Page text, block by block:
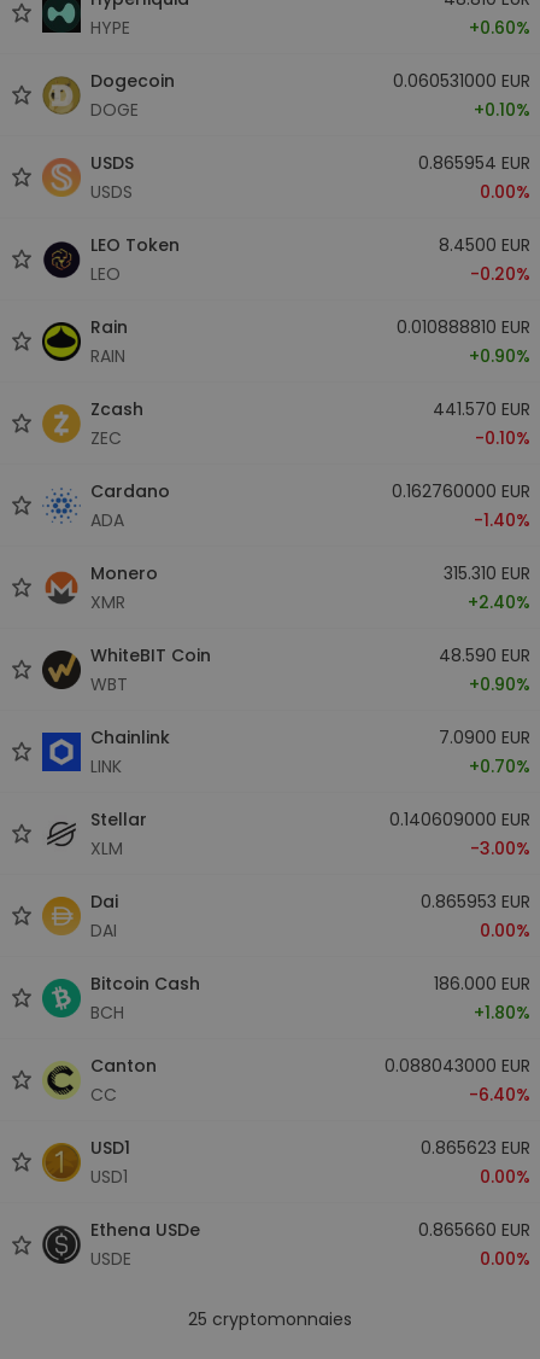
HYPE
+0.60%
Dogecoin
DOGE
0.060531000 EUR
+0.10%
USDS
USDS
0.865954 EUR
0.00%
LEO Token
LEO
8.4500 EUR
-0.20%
Rain
RAIN
0.010888810 EUR
+0.90%
Zcash
ZEC
441.570 EUR
-0.10%
Cardano
ADA
0.162760000 EUR
-1.40%
Monero
XMR
315.310 EUR
+2.40%
WhiteBIT Coin
WBT
48.590 EUR
+0.90%
Chainlink
LINK
7.0900 EUR
+0.70%
Stellar
XLM
0.140609000 EUR
-3.00%
Dai
DAI
0.865953 EUR
0.00%
Bitcoin Cash
BCH
186.000 EUR
+1.80%
Canton
CC
0.088043000 EUR
-6.40%
USD1
USD1
0.865623 EUR
0.00%
Ethena USDe
USDE
0.865660 EUR
0.00%
25 cryptomonnaies